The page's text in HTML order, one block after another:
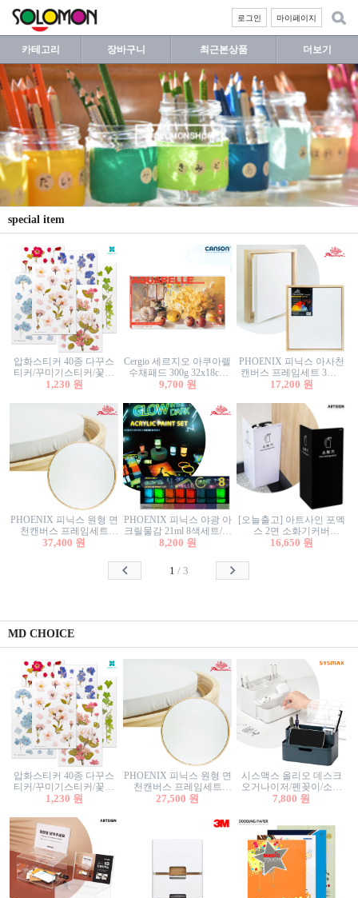
마이페이지
로그인
카테고리 장바구니 최근본상품 더보기
special item
압화스티커 40종 다꾸스
티커/꾸미기스티커/꽃스
티커/압화꽃책갈피/팬시
1,230 원
Cergio 세르지오 아쿠아렐
수채패드 300g 32x18cm
12매 1면제본
9,700 원
PHOENIX 피닉스 아사천
캔버스 프레임세트 3호F
27.3x22cm 캔버스와 올림
17,200 원
PHOENIX 피닉스 원형 면
천캔버스 프레임세트
40cm/원형캔버스/플로팅
37,400 원
PHOENIX 피닉스 야광 아
크릴물감 21ml 8색세트/야
광물감
8,200 원
[오늘출고] 아트사인 포멕
스 2면 소화기커버
1470/1471/소화기커버/소
함/소화기거치대/소화기
16,650 원
1 / 3
MD CHOICE
압화스티커 40종 다꾸스
티커/꾸미기스티커/꽃스
티커/압화꽃책갈피/팬시
1,230 원
PHOENIX 피닉스 원형 면
천캔버스 프레임세트
30cm/원형캔버스/플로팅
27,500 원
시스맥스 올리오 데스크
오거나이저/펜꽂이/소품
꽂이/소품함/정리함/수납
7,800 원